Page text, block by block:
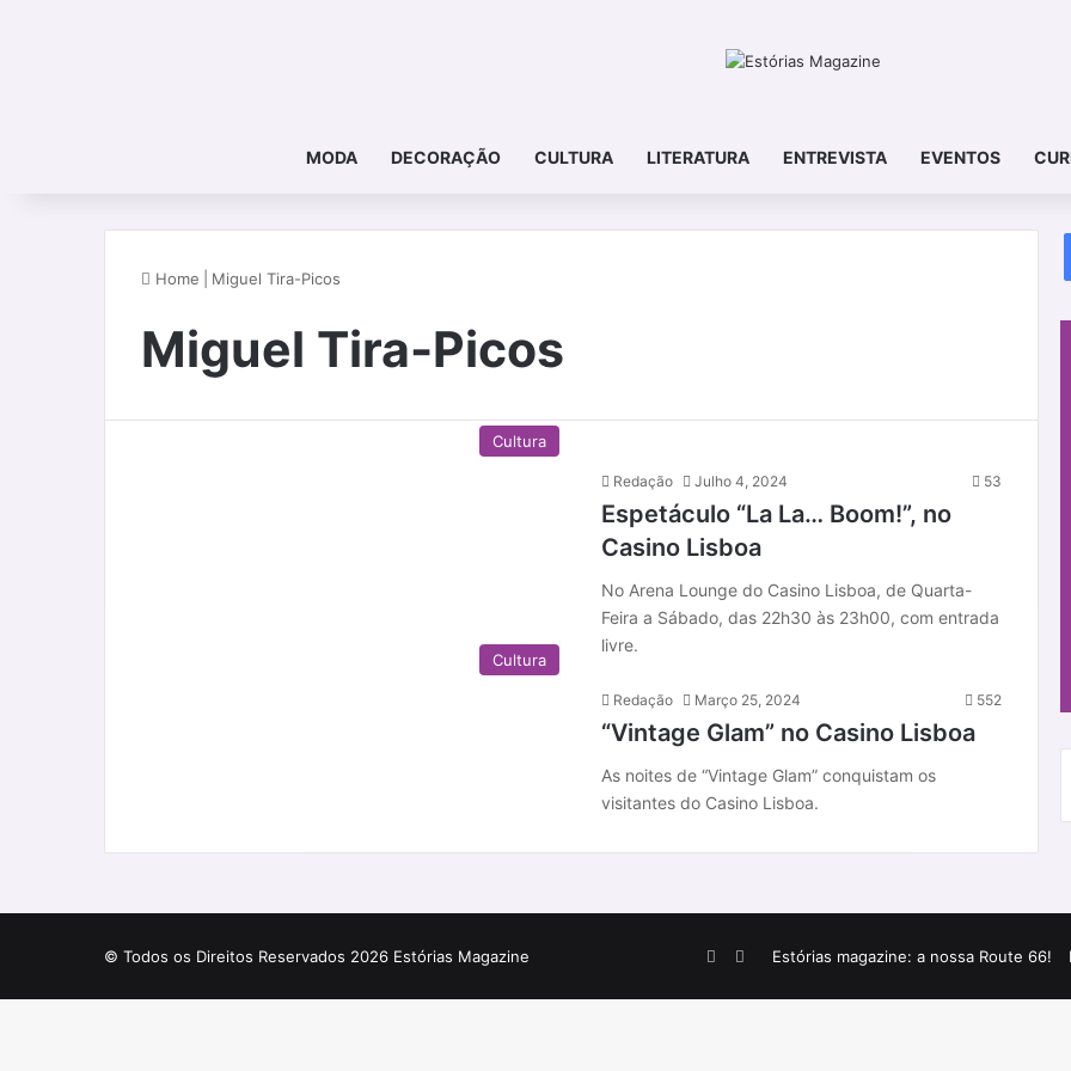
MODA DECORAÇÃO CULTURA LITERATURA ENTREVISTA EVENTOS
Home Miguel Tira-Picos
Miguel Tira-Picos
Cultura
Redação Julho 4, 2024 53
Espetáculo “La La… Boom!”, no
Casino Lisboa
No Arena Lounge do Casino Lisboa, de Quarta-
Feira a Sábado, das 22h30 às 23h00, com entrada
livre.
Cultura
Redação Março 25, 2024 552
“Vintage Glam” no Casino Lisboa
As noites de “Vintage Glam” conquistam os
visitantes do Casino Lisboa.
© Todos os Direitos Reservados 2026 Estórias Magazine Estórias magazine: a nossa Route 66!
Facebook
Instagram